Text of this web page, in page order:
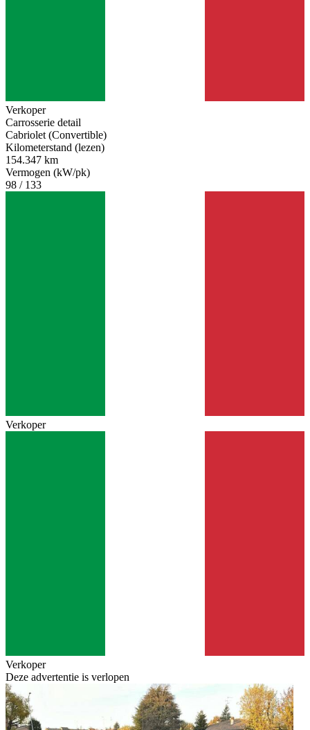
Verkoper
Carrosserie detail
Cabriolet (Convertible)
Kilometerstand (lezen)
154.347 km
Vermogen (kW/pk)
98 / 133
Verkoper
Verkoper
Deze advertentie is verlopen